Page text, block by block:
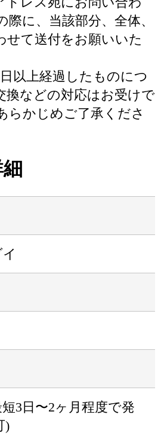
に、当該部分、全体、
せて送付をお願いいた
以上経過したものにつ
換などの対応はお受けで
らかじめご了承くださ
3日〜2ヶ月程度で発
)